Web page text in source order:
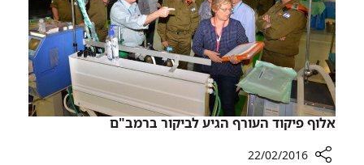
אלוף פיקוד העורף הגיע לביקור ברמב"ם
22/02/2016